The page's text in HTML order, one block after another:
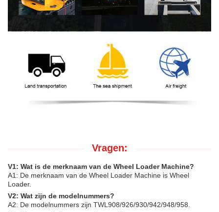
Vragen:
V1: Wat is de merknaam van de Wheel Loader Machine?
A1: De merknaam van de Wheel Loader Machine is Wheel
Loader.
V2: Wat zijn de modelnummers?
A2: De modelnummers zijn TWL908/926/930/942/948/958.